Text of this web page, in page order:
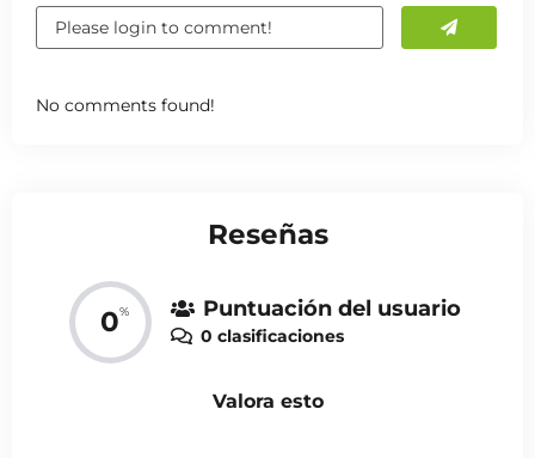
No comments found!
Reseñas
0% Puntuación del usuario
0 clasificaciones
Valora esto